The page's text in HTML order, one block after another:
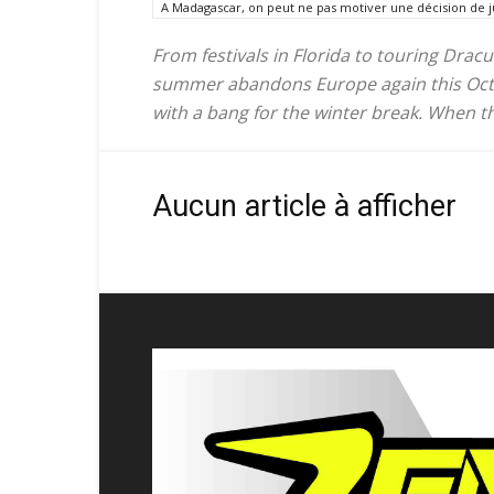
A Madagascar, on peut ne pas motiver une décision de
From festivals in Florida to touring
summer abandons Europe again this
with a bang for the winter break. When
Aucun article à afficher